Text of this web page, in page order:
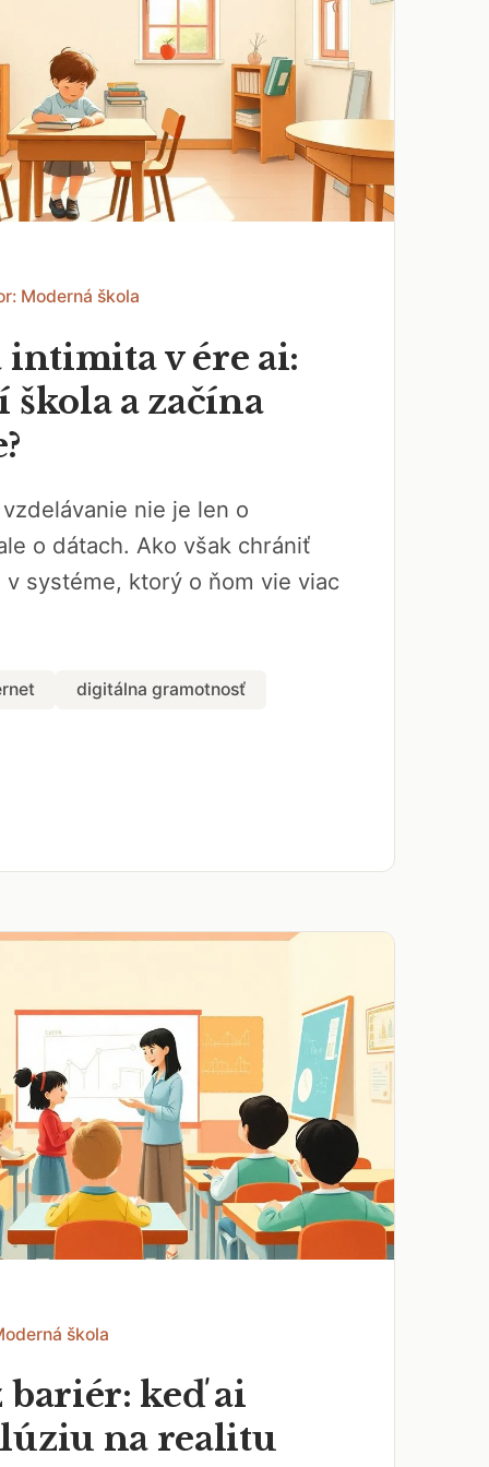
Moderná škola
v ére ai:
škola a začína
nie je len o
o dátach. Ako však chrániť
systéme, ktorý o ňom vie viac
digitálna gramotnosť
škola
bariér: keď ai
na realitu